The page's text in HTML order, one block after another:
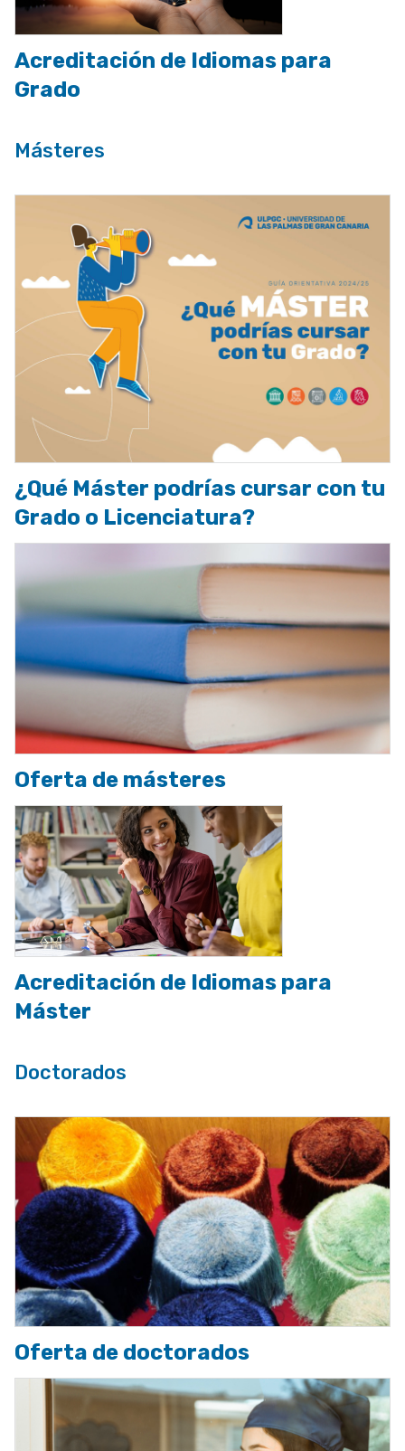
Acreditación de Idiomas para
Grado
Másteres
¿Qué Máster podrías cursar con tu
Grado o Licenciatura?
Oferta de másteres
Acreditación de Idiomas para
Máster
Doctorados
Oferta de doctorados